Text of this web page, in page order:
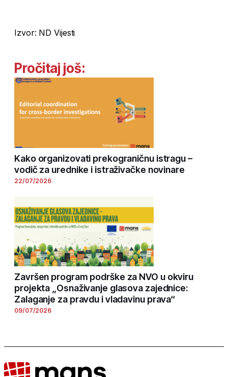
Izvor: ND Vijesti
Pročitaj još:
Kako organizovati prekograničnu istragu –
vodič za urednike i istraživačke novinare
22/07/2026
Završen program podrške za NVO u okviru
projekta „Osnaživanje glasova zajednice:
Zalaganje za pravdu i vladavinu prava“
09/07/2026